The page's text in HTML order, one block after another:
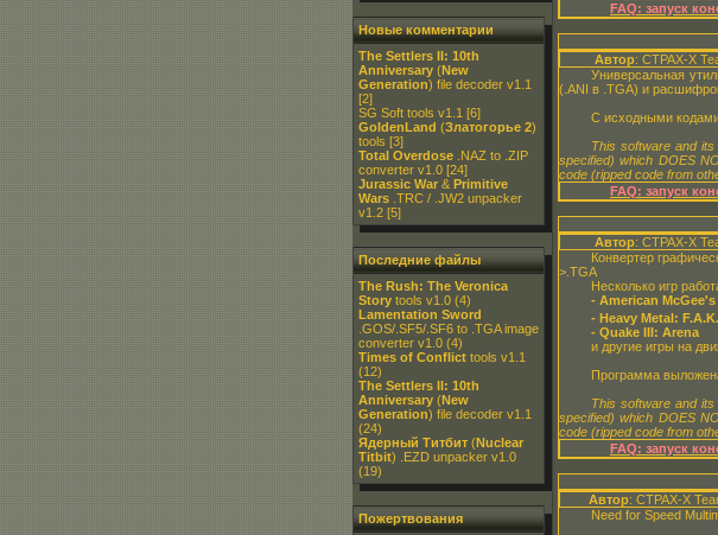
Новые комментарии
The Settlers II: 10th
Anniversary (New
Generation) file decoder v1.1
[2]
SG Soft tools v1.1 [6]
GoldenLand (Златогорье 2)
tools [3]
Total Overdose .NAZ to .ZIP
converter v1.0 [24]
Jurassic War & Primitive
Wars .TRC / .JW2 unpacker
v1.2 [5]
Последние файлы
The Rush: The Veronica
Story tools v1.0 (4)
Lamentation Sword
.GOS/.SF5/.SF6 to .TGA image
converter v1.0 (4)
Times of Conflict tools v1.1
(12)
The Settlers II: 10th
Anniversary (New
Generation) file decoder v1.1
(24)
Ядерный Титбит (Nuclear
Titbit) .EZD unpacker v1.0
(19)
Пожертвования
FAQ: запуск
Автор: CTPAX-X
Универсальная
(.ANI в .TGA) и
С исходными
This software and
specified) which DOES
code (ripped code from
FAQ: запуск
Автор: CTPAX-X
Конвертер
>.TGA
Несколько игр
- American
- Heavy Metal:
- Quake III: Arena
и другие игры на
Программа
This software and
specified) which DOES
code (ripped code from
FAQ: запуск
Автор: CTPAX-X
Need for Speed